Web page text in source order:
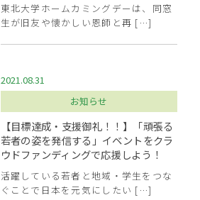
東北大学ホームカミングデーは、同窓
生が旧友や懐かしい恩師と再 […]
2021.08.31
お知らせ
【目標達成・支援御礼！！】「頑張る
若者の姿を発信する」イベントをクラ
ウドファンディングで応援しよう！
活躍している若者と地域・学生をつな
ぐことで日本を元気にしたい […]